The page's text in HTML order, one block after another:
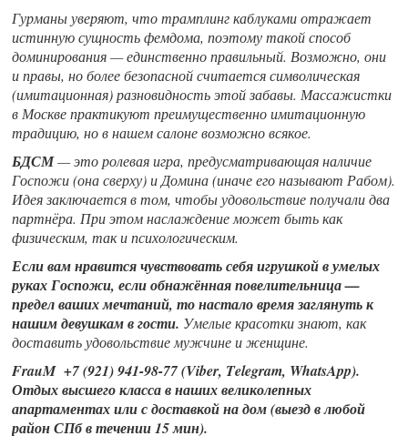
Гурманы уверяют, что трамплинг каблуками отражает
истинную сущность фемдома, поэтому такой способ
доминирования — единственно правильный. Возможно, они
и правы, но более безопасной считается символическая
(имитационная) разновидность этой забавы. Массажистки
в Москве практикуют преимущественно имитационную
традицию, но в нашем салоне возможно всякое.
БДСМ— это ролевая игра, предусматривающая наличие
Госпожи (она сверху) и Домина (иначе его называют Рабом).
Идея заключается в том, чтобы удовольствие получали два
партнёра. При этом наслаждение может быть как
физическим, так и психологическим.
Если вам нравится чувствовать себя игрушкой в умелых
руках Госпожи, если обнажённая повелительница —
предел ваших мечтаний, то настало время заглянуть к
нашим девушкам в гости. Умелые красотки знают, как
доставить удовольствие мужчине и женщине.
FrauM +7 (921) 941-98-77 (Viber, Telegram, WhatsApp).
Отдых высшего класса в наших великолепных
апартаментах или с доставкой на дом (выезд в любой
район СПб в течении 15 мин).